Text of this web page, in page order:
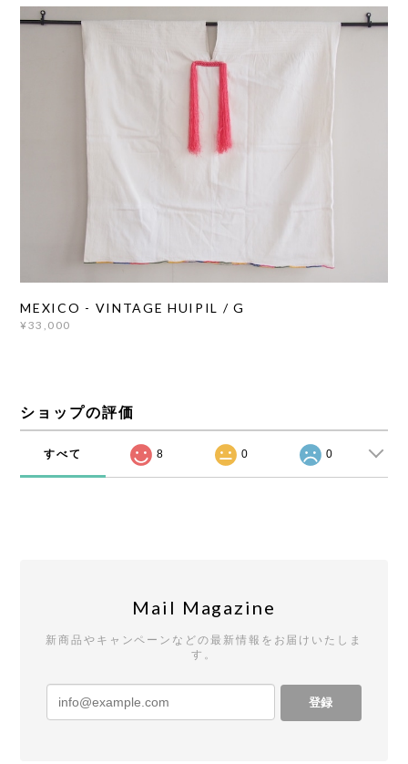
MEXICO - VINTAGE HUIPIL / G
¥33,000
ショップの評価
すべて 8 0 0
Mail Magazine
新商品やキャンペーンなどの最新情報をお届けいたしま
す。
登録